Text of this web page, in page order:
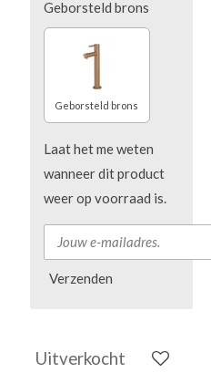
Geborsteld brons
Geborsteld brons
Laat het me weten
wanneer dit product
weer op voorraad is.
Verzenden
Uitverkocht